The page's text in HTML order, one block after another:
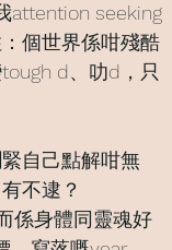
attention seeking
個世界係咁殘酷
d、叻d，只
自己點解咁無
不逮？
係身體同靈魂好